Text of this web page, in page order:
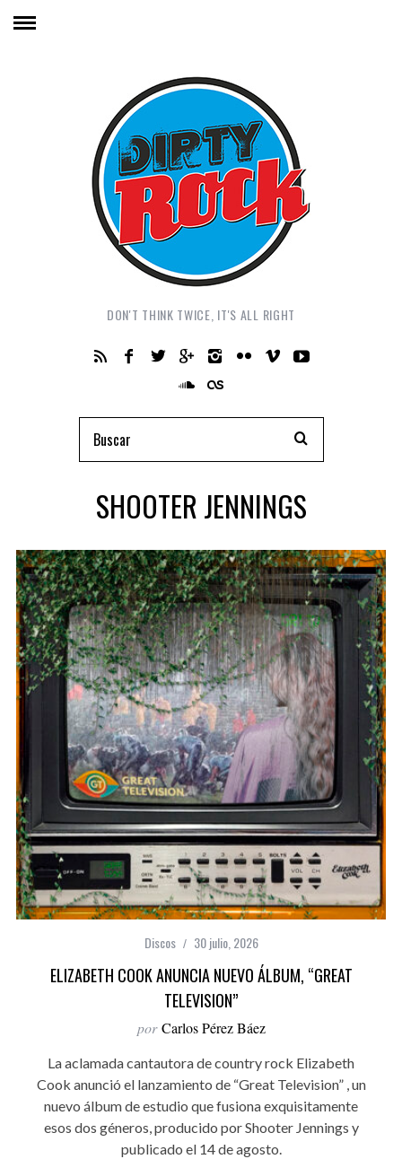
DON'T THINK TWICE, IT'S ALL RIGHT
SHOOTER JENNINGS
Discos 30 julio, 2026
ELIZABETH COOK ANUNCIA NUEVO ÁLBUM, “GREAT
TELEVISION”
por Carlos Pérez Báez
La aclamada cantautora de country rock Elizabeth
Cook anunció el lanzamiento de “Great Television” , un
nuevo álbum de estudio que fusiona exquisitamente
esos dos géneros, producido por Shooter Jennings y
publicado el 14 de agosto.